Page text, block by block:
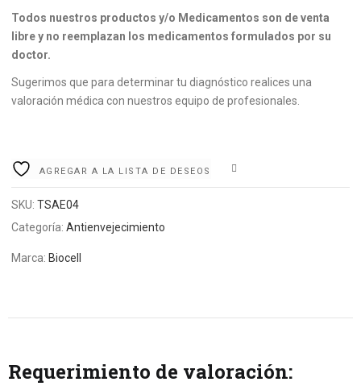
Todos nuestros productos y/o Medicamentos son de venta
libre y no reemplazan los medicamentos formulados por su
doctor.
Sugerimos que para determinar tu diagnóstico realices una
valoración médica con nuestros equipo de profesionales.
AGREGAR A LA LISTA DE DESEOS
SKU:TSAE04
Categoría:Antienvejecimiento
Marca: Biocell
Requerimiento de valoración: